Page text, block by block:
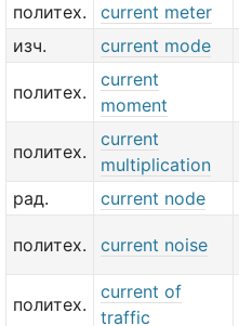
политех.
current meter
изч.
current mode
политех.
current
moment
политех.
current
multiplication
рад. current node
политех. current noise
политех.
current of
traffic